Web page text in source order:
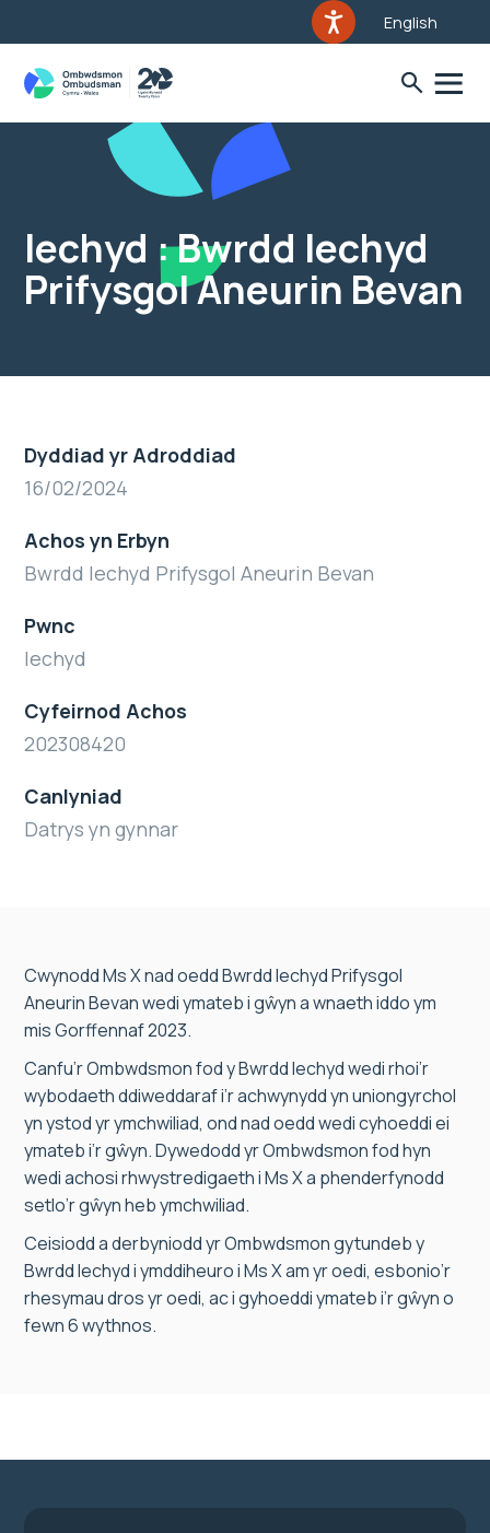
English
Iechyd : Bwrdd Iechyd
Prifysgol Aneurin Bevan
Dyddiad yr Adroddiad
16/02/2024
Achos yn Erbyn
Bwrdd Iechyd Prifysgol Aneurin Bevan
Pwnc
Iechyd
Cyfeirnod Achos
202308420
Canlyniad
Datrys yn gynnar
Cwynodd Ms X nad oedd Bwrdd Iechyd Prifysgol
Aneurin Bevan wedi ymateb i gŵyn a wnaeth iddo ym
mis Gorffennaf 2023.
Canfu’r Ombwdsmon fod y Bwrdd Iechyd wedi rhoi’r
wybodaeth ddiweddaraf i’r achwynydd yn uniongyrchol
yn ystod yr ymchwiliad, ond nad oedd wedi cyhoeddi ei
ymateb i’r gŵyn. Dywedodd yr Ombwdsmon fod hyn
wedi achosi rhwystredigaeth i Ms X a phenderfynodd
setlo’r gŵyn heb ymchwiliad.
Ceisiodd a derbyniodd yr Ombwdsmon gytundeb y
Bwrdd Iechyd i ymddiheuro i Ms X am yr oedi, esbonio’r
rhesymau dros yr oedi, ac i gyhoeddi ymateb i’r gŵyn o
fewn 6 wythnos.